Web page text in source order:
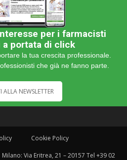
per i farmacisti
portata di click
la tua crescita professionale.
che già ne fanno parte.
ALLA NEWSLETTER
Cookie Policy
Via Eritrea, 21 – 20157 Tel +39 02